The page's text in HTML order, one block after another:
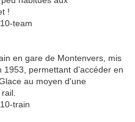
!
en gare de Montenvers, mis
1953, permettant d'accéder en
au moyen d'une